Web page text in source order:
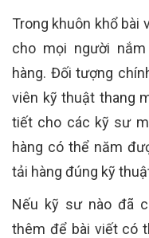
Trong khuôn khổ bài
cho mọi người
hàng. Đối tượng
viên kỹ thuật thang
tiết cho các kỹ sư
hàng có thể năm
tải hàng đúng kỹ
Nếu kỹ sư nào đã
thêm để bài viết có